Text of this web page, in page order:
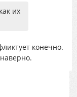
их
конечно.